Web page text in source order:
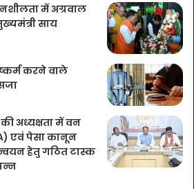
में अग्रवाल
साय
करने वाले
अध्यक्षता में वन
एवं पेसा कानून
हेतु गठित टास्क